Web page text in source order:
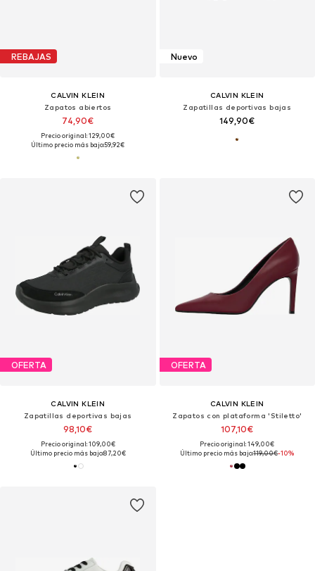
REBAJAS
CALVIN KLEIN
Zapatos abiertos
74,90€
Precio original: 129,00€
Último precio más bajo:59,92€
Nuevo
CALVIN KLEIN
Zapatillas deportivas bajas
149,90€
OFERTA
CALVIN KLEIN
Zapatillas deportivas bajas
98,10€
Precio original: 109,00€
Último precio más bajo:87,20€
OFERTA
CALVIN KLEIN
Zapatos con plataforma 'Stiletto'
107,10€
Precio original: 149,00€
Último precio más bajo:119,00€-10%